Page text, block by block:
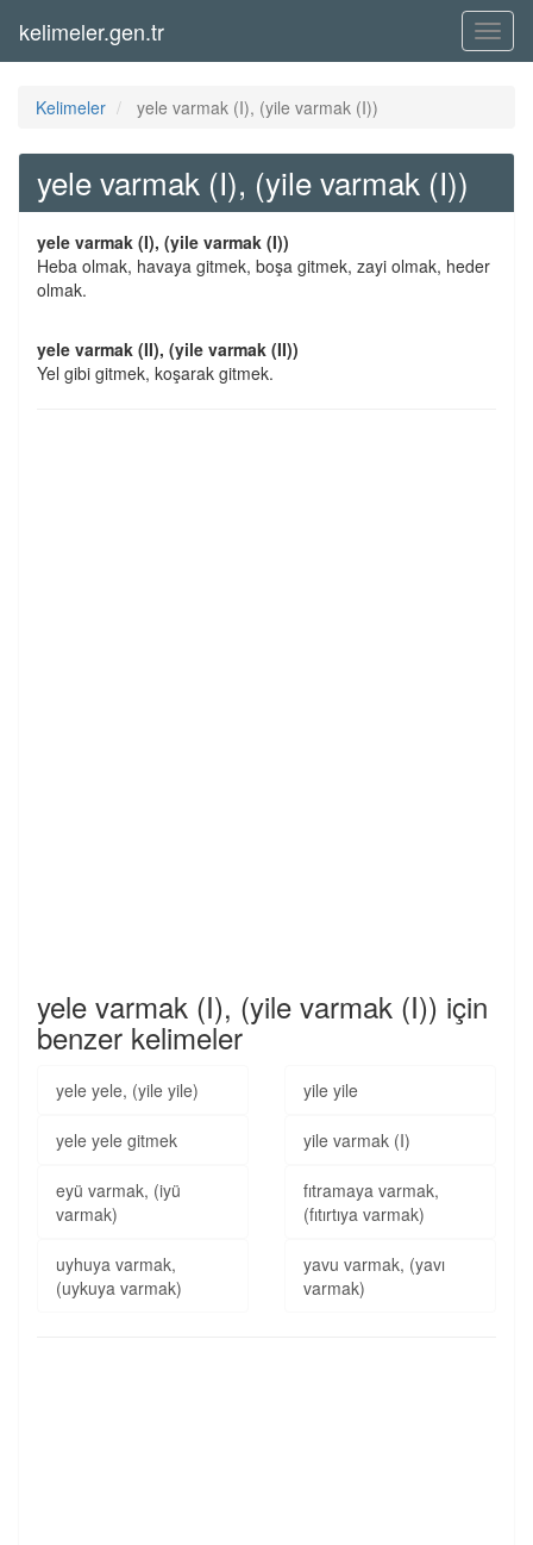
Menü
kelimeler.gen.tr
Kelimeler yele varmak (I), (yile varmak (I))
yele varmak (I), (yile varmak (I))
yele varmak (I), (yile varmak (I))
Heba olmak, havaya gitmek, boşa gitmek, zayi olmak, heder
olmak.
yele varmak (II), (yile varmak (II))
Yel gibi gitmek, koşarak gitmek.
yele varmak (I), (yile varmak (I)) için
benzer kelimeler
yele yele, (yile yile) yile yile
yele yele gitmek yile varmak (I)
eyü varmak, (iyü
varmak)
fıtramaya varmak,
(fıtırtıya varmak)
uyhuya varmak,
(uykuya varmak)
yavu varmak, (yavı
varmak)